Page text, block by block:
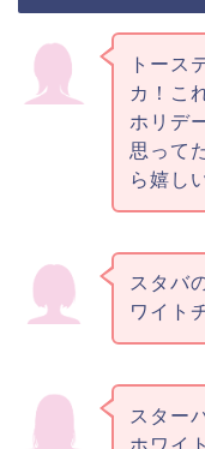
トース
カ！こ
ホリデ
思って
ら嬉し
スタバ
ワイト
スター
ホワイ